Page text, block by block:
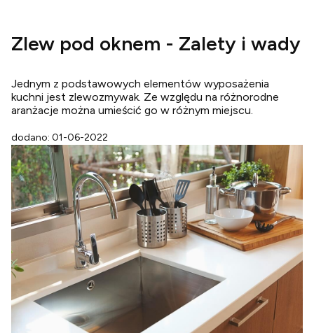
Zlew pod oknem - Zalety i wady
Jednym z podstawowych elementów wyposażenia
kuchni jest zlewozmywak. Ze względu na różnorodne
aranżacje można umieścić go w różnym miejscu.
dodano: 01-06-2022